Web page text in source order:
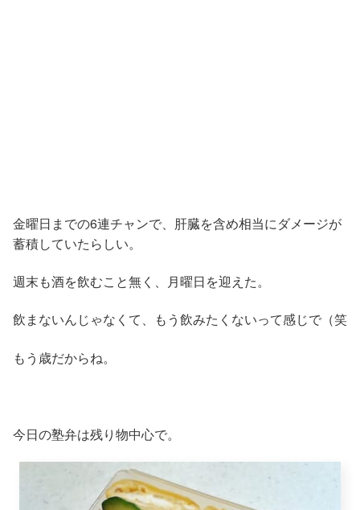
金曜日までの6連チャンで、肝臓を含め相当にダメージが
蓄積していたらしい。
週末も酒を飲むこと無く、月曜日を迎えた。
飲まないんじゃなくて、もう飲みたくないって感じで（笑
もう歳だからね。
今日の塾弁は残り物中心で。